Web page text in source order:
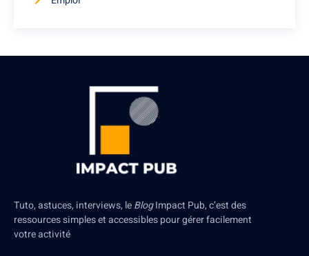
Tuto, astuces, interviews, leBlogImpact Pub, c’est des
ressources simples et accessibles pour gérer facilement
votre activité